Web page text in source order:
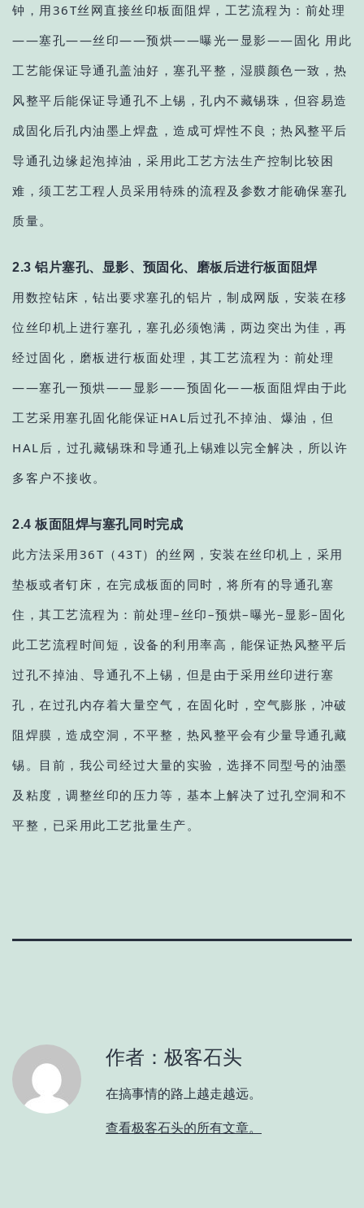
钟，用36T丝网直接丝印板面阻焊，工艺流程为：前处理
——塞孔——丝印——预烘——曝光一显影——固化 用此
工艺能保证导通孔盖油好，塞孔平整，湿膜颜色一致，热
风整平后能保证导通孔不上锡，孔内不藏锡珠，但容易造
成固化后孔内油墨上焊盘，造成可焊性不良；热风整平后
导通孔边缘起泡掉油，采用此工艺方法生产控制比较困
难，须工艺工程人员采用特殊的流程及参数才能确保塞孔
质量。
2.3 铝片塞孔、显影、预固化、磨板后进行板面阻焊
用数控钻床，钻出要求塞孔的铝片，制成网版，安装在移
位丝印机上进行塞孔，塞孔必须饱满，两边突出为佳，再
经过固化，磨板进行板面处理，其工艺流程为：前处理
——塞孔一预烘——显影——预固化——板面阻焊由于此
工艺采用塞孔固化能保证HAL后过孔不掉油、爆油，但
HAL后，过孔藏锡珠和导通孔上锡难以完全解决，所以许
多客户不接收。
2.4 板面阻焊与塞孔同时完成
此方法采用36T（43T）的丝网，安装在丝印机上，采用
垫板或者钉床，在完成板面的同时，将所有的导通孔塞
住，其工艺流程为：前处理–丝印–预烘–曝光–显影–固化
此工艺流程时间短，设备的利用率高，能保证热风整平后
过孔不掉油、导通孔不上锡，但是由于采用丝印进行塞
孔，在过孔内存着大量空气，在固化时，空气膨胀，冲破
阻焊膜，造成空洞，不平整，热风整平会有少量导通孔藏
锡。目前，我公司经过大量的实验，选择不同型号的油墨
及粘度，调整丝印的压力等，基本上解决了过孔空洞和不
平整，已采用此工艺批量生产。
作者：极客石头
在搞事情的路上越走越远。
查看极客石头的所有文章。